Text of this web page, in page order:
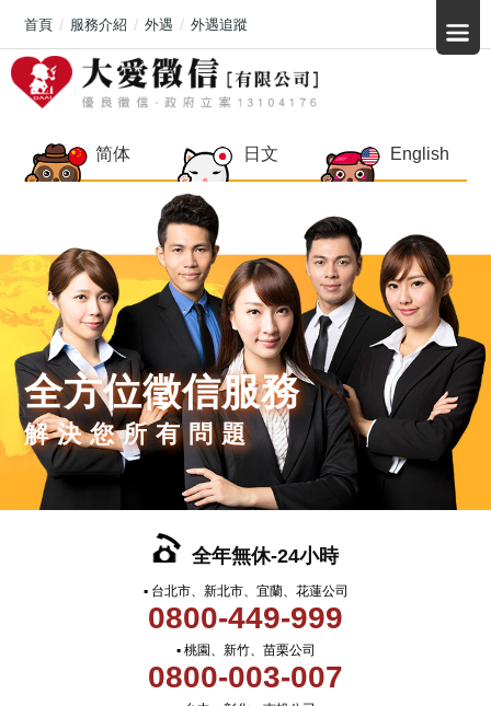
简体 日文 English
全方位徵信服務
解決您所有問題
全年無休-24小時
▪ 台北市、新北市、宜蘭、花蓮公司
0800-449-999
▪ 桃園、新竹、苗栗公司
0800-003-007
首頁 服務介紹 外遇 外遇追蹤